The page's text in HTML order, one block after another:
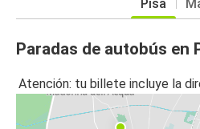
Pisa
Paradas de autobús en
Atención: tu billete incluye la